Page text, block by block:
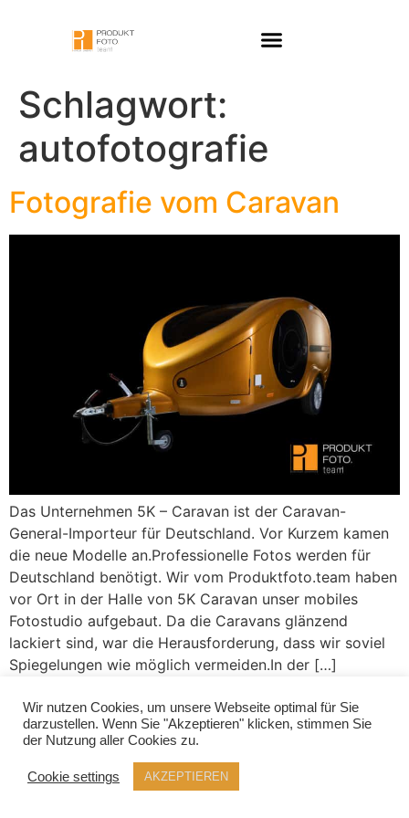
Schlagwort:
autofotografie
Fotografie vom Caravan
Das Unternehmen 5K – Caravan ist der Caravan-
General-Importeur für Deutschland. Vor Kurzem kamen
die neue Modelle an.Professionelle Fotos werden für
Deutschland benötigt. Wir vom Produktfoto.team haben
vor Ort in der Halle von 5K Caravan unser mobiles
Fotostudio aufgebaut. Da die Caravans glänzend
lackiert sind, war die Herausforderung, dass wir soviel
Spiegelungen wie möglich vermeiden.In der […]
Wir nutzen Cookies, um unsere Webseite optimal für Sie
darzustellen. Wenn Sie "Akzeptieren" klicken, stimmen Sie
der Nutzung aller Cookies zu.
Cookie settings AKZEPTIEREN